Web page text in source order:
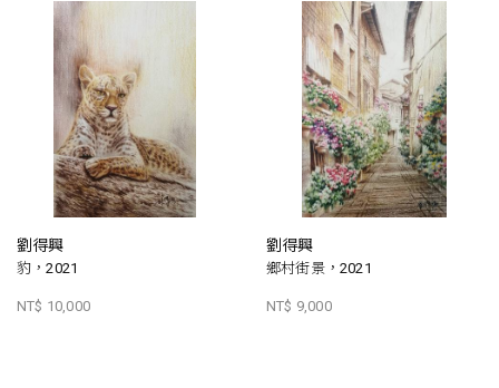
劉得興
豹，2021
NT$ 10,000
劉得興
鄉村街景，2021
NT$ 9,000